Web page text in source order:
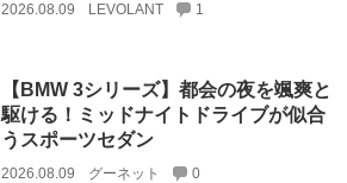
2026.08.09 LEVOLANT 1
【BMW 3シリーズ】都会の夜を颯爽と
駆ける！ミッドナイトドライブが似合
うスポーツセダン
2026.08.09 グーネット 0